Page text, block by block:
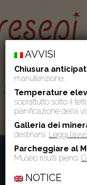
AVVISI
Chiusura
manutenzione.
Temperature
soprattutto sotto il
pianificazione della
Galleria dei
destinarsi. Leggi
Parcheggiare al
Museo risulti pieno.
NOTICE